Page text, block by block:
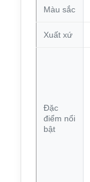
Màu sắc
Xuất xứ
Đặc
điểm nổi
bật